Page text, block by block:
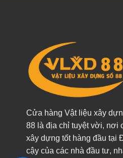
Cửa hàng Vật liệu xây
88 là địa chỉ tuyệt vời, nơi
xây dựng tốt hàng đầu tại
cậy của các nhà đầu tư,